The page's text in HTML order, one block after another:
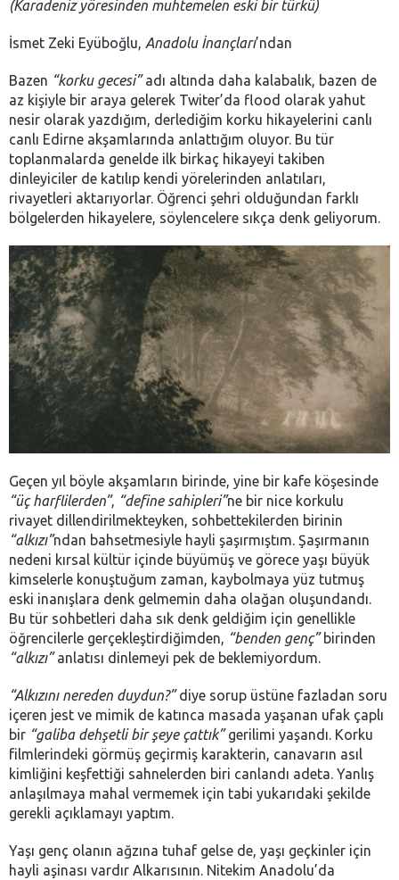
(Karadeniz yöresinden muhtemelen eski bir türkü)
İsmet Zeki Eyüboğlu, Anadolu İnançları’ndan
Bazen “korku gecesi”adı altında daha kalabalık, bazen de
az kişiyle bir araya gelerek Twiter’da flood olarak yahut
nesir olarak yazdığım, derlediğim korku hikayelerini canlı
canlı Edirne akşamlarında anlattığım oluyor. Bu tür
toplanmalarda genelde ilk birkaç hikayeyi takiben
dinleyiciler de katılıp kendi yörelerinden anlatıları,
rivayetleri aktarıyorlar. Öğrenci şehri olduğundan farklı
bölgelerden hikayelere, söylencelere sıkça denk geliyorum.
Geçen yıl böyle akşamların birinde, yine bir kafe köşesinde
“üç harflilerden”, “define sahipleri”ne bir nice korkulu
rivayet dillendirilmekteyken, sohbettekilerden birinin
“alkızı”ndan bahsetmesiyle hayli şaşırmıştım. Şaşırmanın
nedeni kırsal kültür içinde büyümüş ve görece yaşı büyük
kimselerle konuştuğum zaman, kaybolmaya yüz tutmuş
eski inanışlara denk gelmemin daha olağan oluşundandı.
Bu tür sohbetleri daha sık denk geldiğim için genellikle
öğrencilerle gerçekleştirdiğimden,
“benden genç”birinden
“alkızı”anlatısı dinlemeyi pek de beklemiyordum.
“Alkızını nereden duydun?”diye sorup üstüne fazladan soru
içeren jest ve mimik de katınca masada yaşanan ufak çaplı
bir “galiba dehşetli bir şeye çattık”gerilimi yaşandı. Korku
filmlerindeki görmüş geçirmiş karakterin, canavarın asıl
kimliğini keşfettiği sahnelerden biri canlandı adeta. Yanlış
anlaşılmaya mahal vermemek için tabi yukarıdaki şekilde
gerekli açıklamayı yaptım.
Yaşı genç olanın ağzına tuhaf gelse de, yaşı geçkinler için
hayli aşinası vardır Alkarısının. Nitekim Anadolu’da